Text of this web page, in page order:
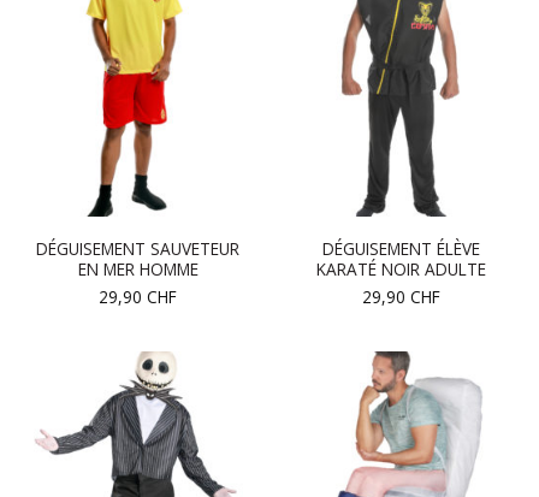
DÉGUISEMENT SAUVETEUR
EN MER HOMME
29,90 CHF
DÉGUISEMENT ÉLÈVE
KARATÉ NOIR ADULTE
29,90 CHF